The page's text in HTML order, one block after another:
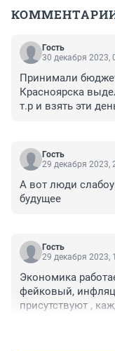
Гость
30 декабря 2023,
Принимали
Красноярска
т.р и взять эти
раз в год.
будоражить.
Гость
29 декабря 2023,
А вот люди
будущее
Гость
29 декабря 2023,
Экономика
фейковый,
присутствуют ,